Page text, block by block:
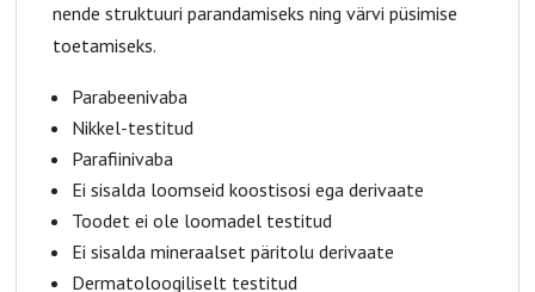
nende struktuuri parandamiseks ning värvi püsimise
toetamiseks.
Parabeenivaba
Nikkel-testitud
Parafiinivaba
Ei sisalda loomseid koostisosi ega derivaate
Toodet ei ole loomadel testitud
Ei sisalda mineraalset päritolu derivaate
Dermatoloogiliselt testitud